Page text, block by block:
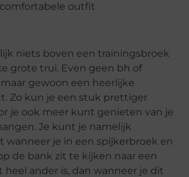
outfit
niets boven een trainingsbroek
grote trui. Even geen bh of
gewoon een heerlijke
Zo kun je een stuk prettiger
je ook meer kunt genieten van je
Je kunt je namelijk
wanneer je in een spijkerbroek en
de bank zit te kijken naar een
heel ander is, dan wanneer je dit